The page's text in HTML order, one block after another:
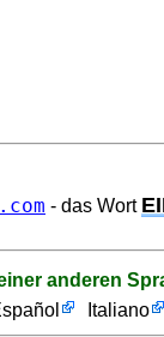
- das Wort
anderen
Italiano